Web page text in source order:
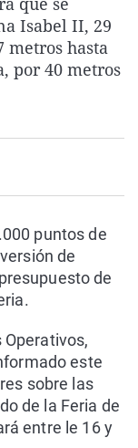
rosa de los vientos
viajera
el perro y el
de
Rioja
Vasco
Isabel II, 29
metros hasta
por 40 metros
puntos de
de
de
este
sobre las
de la Feria de
entre le 16 y